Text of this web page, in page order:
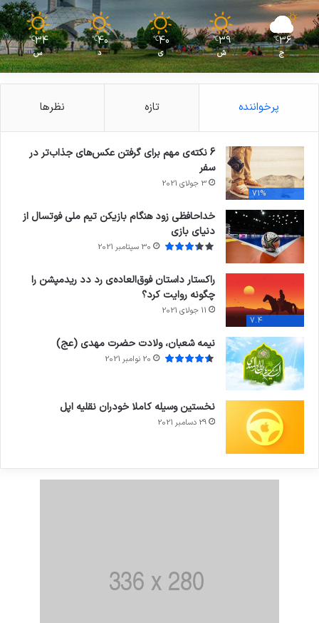
36
℃
ج
39
℃
ش
40
℃
ی
40
℃
د
34
℃
س
پرخواننده تازه نظرها
71%
6 نکته‌ی مهم برای گرفتن عکس‌های جذاب‌تر در
سفر
3 جولای 2021
خداحافظی زود هنگام بازیکن تیم ملی فوتسال از
دنیای بازی
30 سپتامبر 2021
7.4
راکستار داستان فوق‌العاده‌ی رد دد ریدمپشن را
چگونه روایت کرد؟
11 جولای 2021
نیمه شعبان، ولادت حضرت مهدی (عج)
20 نوامبر 2021
نخستین وسیله کاملا خودران نقلیه اپل
29 دسامبر 2021